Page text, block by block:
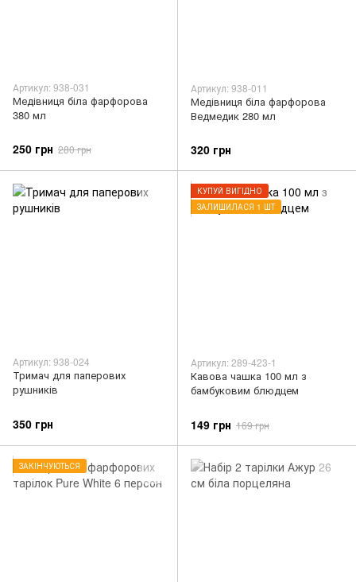
Артикул: 938-031
Медівниця біла фарфорова
380 мл
250 грн 280 грн
Артикул: 938-011
Медівниця біла фарфорова
Ведмедик 280 мл
320 грн
Артикул: 938-024
Тримач для паперових
рушників
350 грн
КУПУЙ ВИГІДНО
ЗАЛИШИЛАСЯ 1 ШТ
Артикул: 289-423-1
Кавова чашка 100 мл з
бамбуковим блюдцем
149 грн 169 грн
ЗАКІНЧУЮТЬСЯ